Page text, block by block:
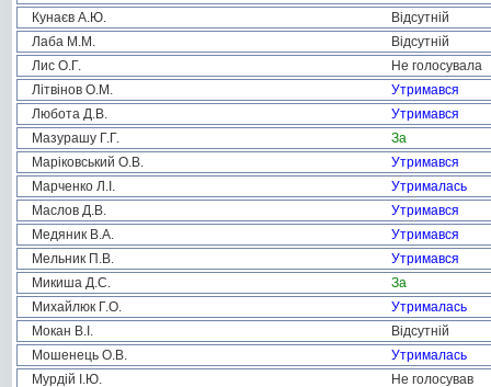
Кунаєв А.Ю.
Відсутній
Лаба М.М.
Відсутній
Лис О.Г.
Не голосувала
Літвінов О.М.
Утримався
Любота Д.В.
Утримався
Мазурашу Г.Г.
За
Маріковський О.В.
Утримався
Марченко Л.І.
Утрималась
Маслов Д.В.
Утримався
Медяник В.А.
Утримався
Мельник П.В.
Утримався
Микиша Д.С.
За
Михайлюк Г.О.
Утрималась
Мокан В.І.
Відсутній
Мошенець О.В.
Утрималась
Мурдій І.Ю.
Не голосував